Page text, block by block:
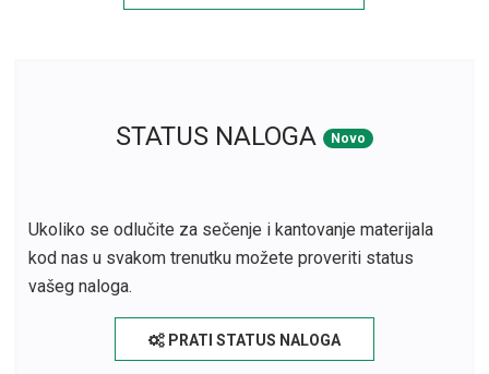
STATUS NALOGA Novo
Ukoliko se odlučite za sečenje i kantovanje materijala
kod nas u svakom trenutku možete proveriti status
vašeg naloga.
PRATI STATUS NALOGA